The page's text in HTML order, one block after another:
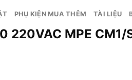
PHỤ KIỆN MUA THÊM TÀI LIỆU
65W